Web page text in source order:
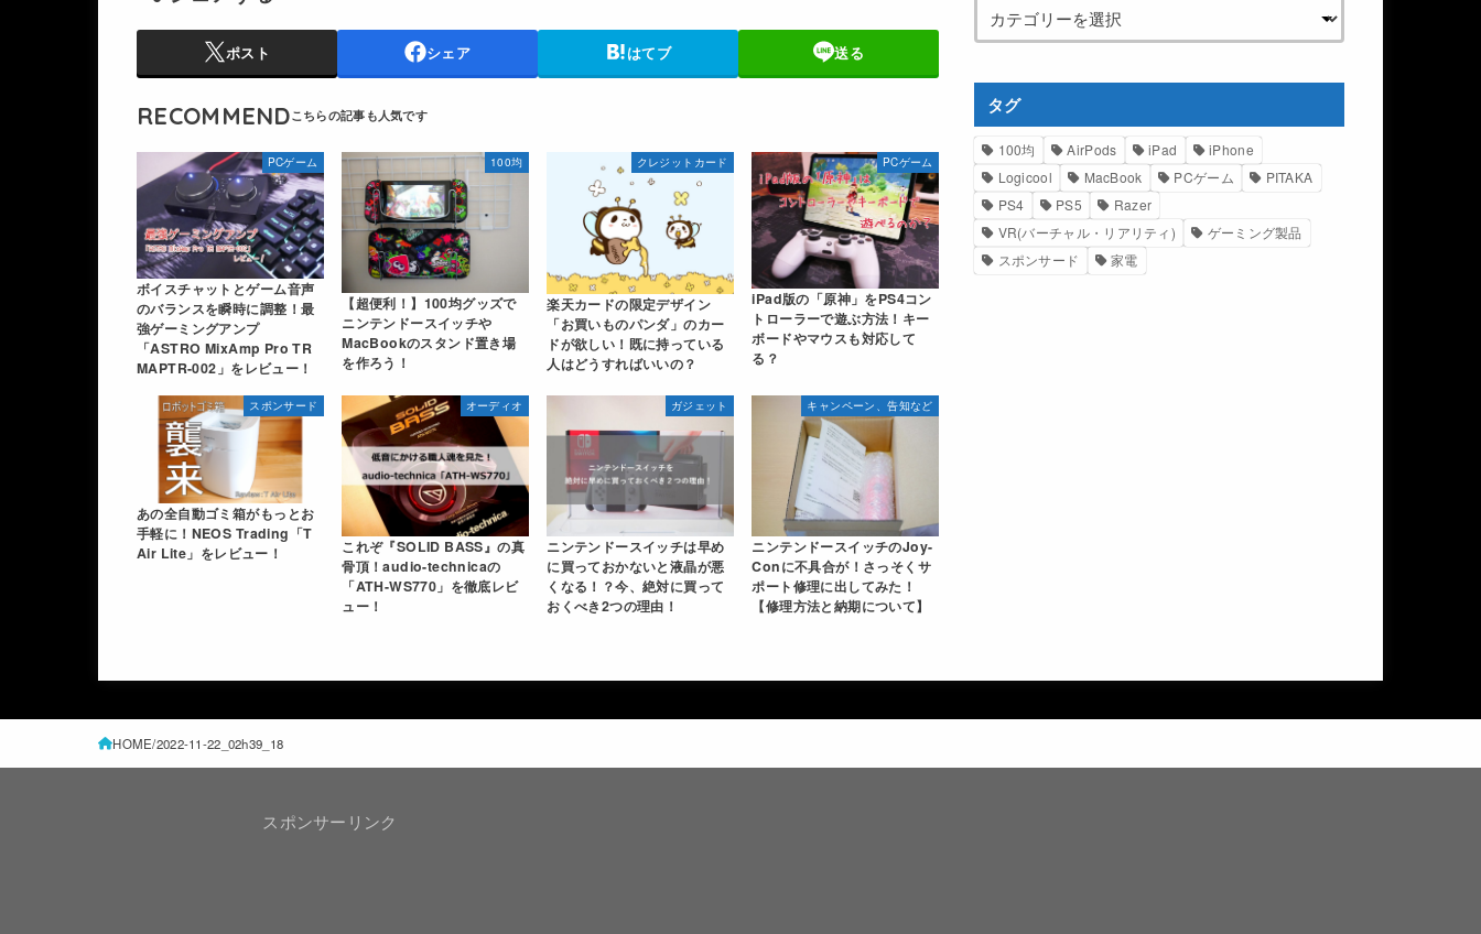
ポスト シェア はてブ 送る
RECOMMEND
PCゲーム
ボイスチャットとゲーム音声
のバランスを瞬時に調整！最
強ゲーミングアンプ
「ASTRO MixAmp Pro TR
MAPTR-002」をレビュー！
100均
【超便利！】100均グッズで
ニンテンドースイッチや
MacBookのスタンド置き場
を作ろう！
クレジットカード
楽天カードの限定デザイン
「お買いものパンダ」のカー
ドが欲しい！既に持っている
人はどうすればいいの？
PCゲーム
iPad版の「原神」をPS4コン
トローラーで遊ぶ方法！キー
ボードやマウスも対応して
る？
スポンサード
あの全自動ゴミ箱がもっとお
手軽に！NEOS Trading「T
Air Lite」をレビュー！
オーディオ
これぞ『SOLID BASS』の真
骨頂！audio-technicaの
「ATH-WS770」を徹底レビ
ュー！
ガジェット
ニンテンドースイッチは早め
に買っておかないと液晶が悪
くなる！？今、絶対に買って
おくべき2つの理由！
キャンペーン、告知など
ニンテンドースイッチのJoy-
Conに不具合が！さっそくサ
ポート修理に出してみた！
【修理方法と納期について】
タグ
100均 AirPods iPad
iPhone
Logicool
MacBook PCゲーム
PITAKA
PS4
PS5
Razer
VR(バーチャル・リアリティ)
ゲーミング製品
スポンサード
家電
HOME 2022-11-22_02h39_18
スポンサーリンク